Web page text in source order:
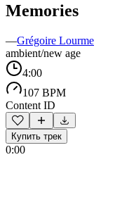
Memories
—Grégoire Lourme
ambient/new age
4:00
107 BPM
Content ID
Купить трек
0:00